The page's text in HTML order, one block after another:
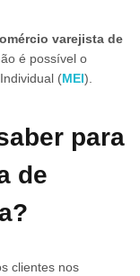
varejista de
é possível o
(MEI).
para
de
clientes nos